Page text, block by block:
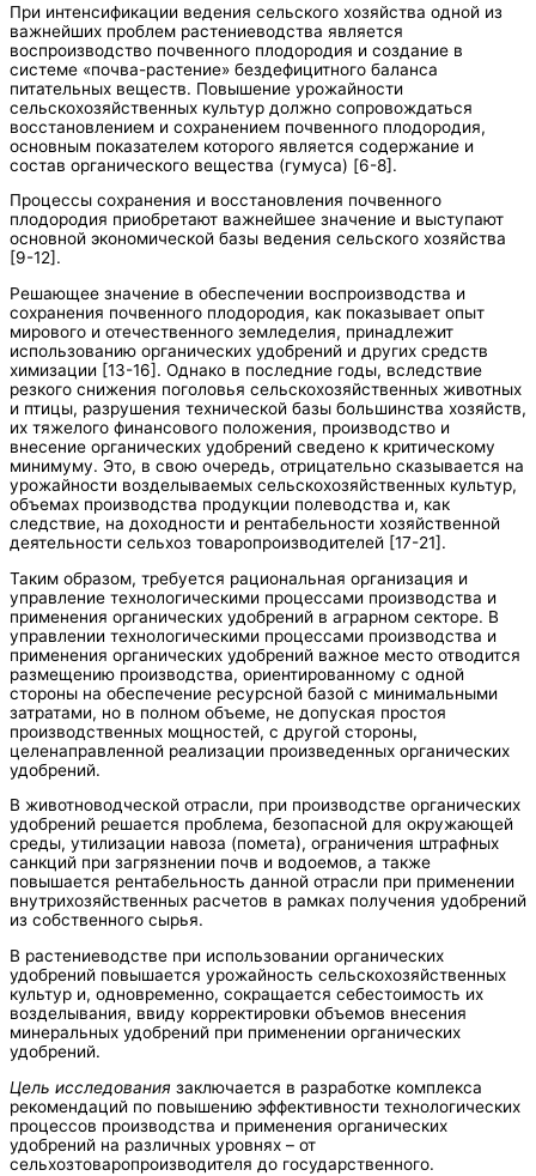
При интенсификации ведения сельского хозяйства одной из
важнейших проблем растениеводства является
воспроизводство почвенного плодородия и создание в
системе «почва-растение» бездефицитного баланса
питательных веществ. Повышение урожайности
сельскохозяйственных культур должно сопровождаться
восстановлением и сохранением почвенного плодородия,
основным показателем которого является содержание и
состав органического вещества (гумуса) [6-8].
Процессы сохранения и восстановления почвенного
плодородия приобретают важнейшее значение и выступают
основной экономической базы ведения сельского хозяйства
[9-12].
Решающее значение в обеспечении воспроизводства и
сохранения почвенного плодородия, как показывает опыт
мирового и отечественного земледелия, принадлежит
использованию органических удобрений и других средств
химизации [13-16]. Однако в последние годы, вследствие
резкого снижения поголовья сельскохозяйственных животных
и птицы, разрушения технической базы большинства хозяйств,
их тяжелого финансового положения, производство и
внесение органических удобрений сведено к критическому
минимуму. Это, в свою очередь, отрицательно сказывается на
урожайности возделываемых сельскохозяйственных культур,
объемах производства продукции полеводства и, как
следствие, на доходности и рентабельности хозяйственной
деятельности сельхоз товаропроизводителей [17-21].
Таким образом, требуется рациональная организация и
управление технологическими процессами производства и
применения органических удобрений в аграрном секторе. В
управлении технологическими процессами производства и
применения органических удобрений важное место отводится
размещению производства, ориентированному с одной
стороны на обеспечение ресурсной базой с минимальными
затратами, но в полном объеме, не допуская простоя
производственных мощностей, с другой стороны,
целенаправленной реализации произведенных органических
удобрений.
В животноводческой отрасли, при производстве органических
удобрений решается проблема, безопасной для окружающей
среды, утилизации навоза (помета), ограничения штрафных
санкций при загрязнении почв и водоемов, а также
повышается рентабельность данной отрасли при применении
внутрихозяйственных расчетов в рамках получения удобрений
из собственного сырья.
В растениеводстве при использовании органических
удобрений повышается урожайность сельскохозяйственных
культур и, одновременно, сокращается себестоимость их
возделывания, ввиду корректировки объемов внесения
минеральных удобрений при применении органических
удобрений.
Цель исследования заключается в разработке комплекса
рекомендаций по повышению эффективности технологических
процессов производства и применения органических
удобрений на различных уровнях – от
сельхозтоваропроизводителя до государственного.